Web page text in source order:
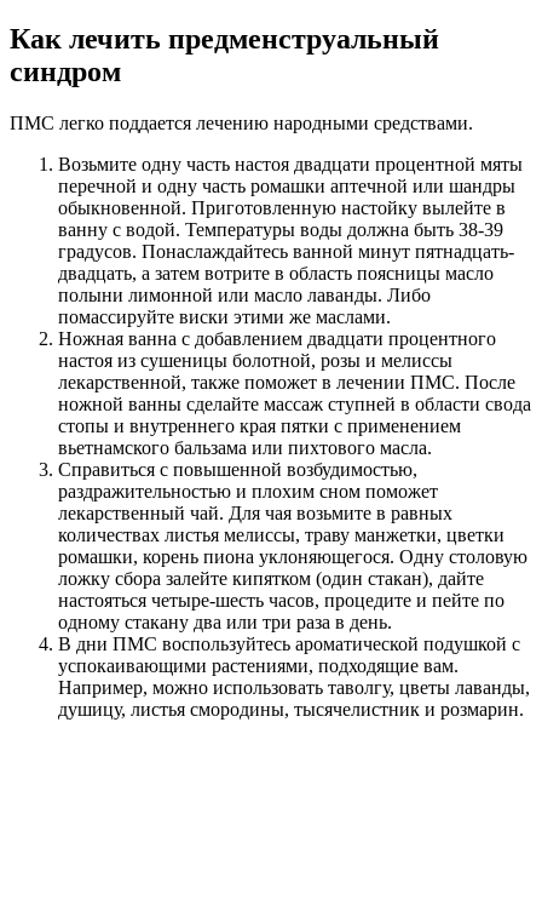
Как лечить предменструальный
синдром
ПМС легко поддается лечению народными средствами.
Возьмите одну часть настоя двадцати процентной мяты
перечной и одну часть ромашки аптечной или шандры
обыкновенной. Приготовленную настойку вылейте в
ванну с водой. Температуры воды должна быть 38-39
градусов. Понаслаждайтесь ванной минут пятнадцать-
двадцать, а затем вотрите в область поясницы масло
полыни лимонной или масло лаванды. Либо
помассируйте виски этими же маслами.
Ножная ванна с добавлением двадцати процентного
настоя из сушеницы болотной, розы и мелиссы
лекарственной, также поможет в лечении ПМС. После
ножной ванны сделайте массаж ступней в области свода
стопы и внутреннего края пятки с применением
вьетнамского бальзама или пихтового масла.
Справиться с повышенной возбудимостью,
раздражительностью и плохим сном поможет
лекарственный чай. Для чая возьмите в равных
количествах листья мелиссы, траву манжетки, цветки
ромашки, корень пиона уклоняющегося. Одну столовую
ложку сбора залейте кипятком (один стакан), дайте
настояться четыре-шесть часов, процедите и пейте по
одному стакану два или три раза в день.
В дни ПМС воспользуйтесь ароматической подушкой с
успокаивающими растениями, подходящие вам.
Например, можно использовать таволгу, цветы лаванды,
душицу, листья смородины, тысячелистник и розмарин.